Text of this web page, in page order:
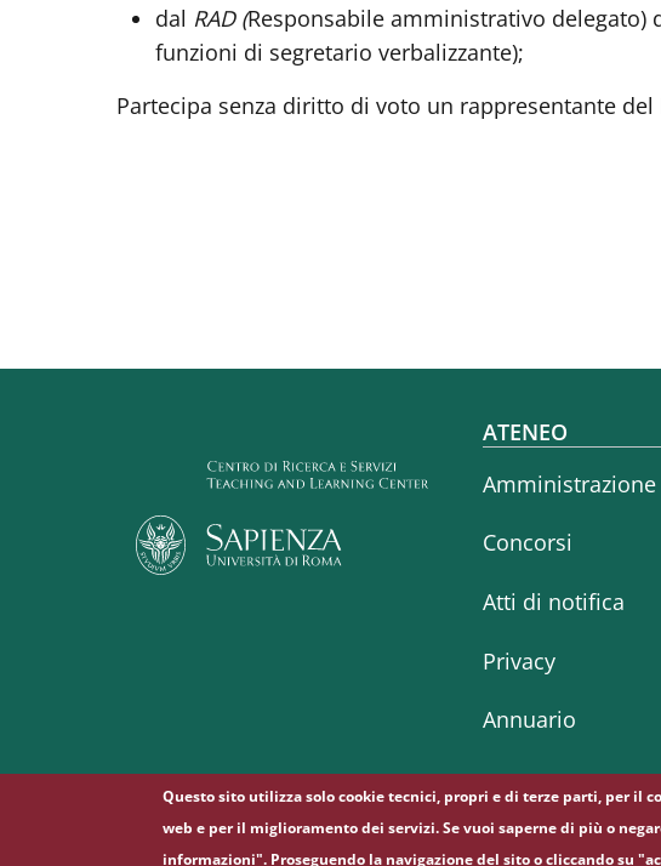
dal RAD (Responsabile amministrativo delegato)
funzioni di segretario verbalizzante);
Partecipa senza diritto di voto un rappresentante
Footer
ATENEO
Concorsi
Atti di notifica
Privacy
Annuario
Questo sito utilizza solo cookie tecnici, propri e di terze parti, per il
web e per il miglioramento dei servizi. Se vuoi saperne di più o
informazioni". Proseguendo la navigazione del sito o cliccando su